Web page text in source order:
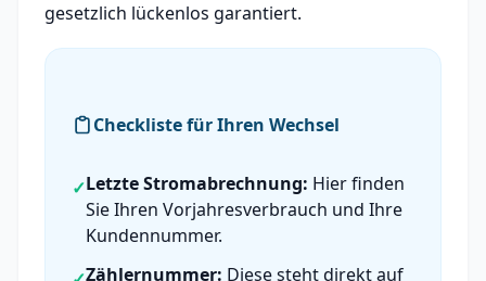
gesetzlich lückenlos garantiert.
Checkliste für Ihren Wechsel
✓Letzte Stromabrechnung: Hier finden
Sie Ihren Vorjahresverbrauch und Ihre
Kundennummer.
Zählernummer: Diese steht direkt auf